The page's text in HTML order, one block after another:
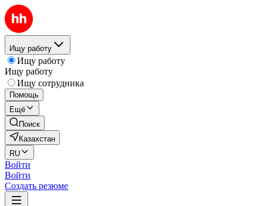
Ищу работу
Ищу работу
Ищу работу
Ищу сотрудника
Помощь
Ещё
Поиск
Казахстан
RU
Войти
Войти
Создать резюме